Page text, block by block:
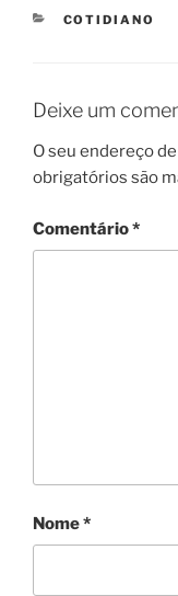
CATEGORIES
COTIDIANO
Deixe um
O seu endereço
obrigatórios são
Comentário*
Nome*